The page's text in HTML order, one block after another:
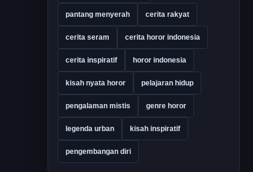
pantang menyerah cerita rakyat
cerita seram cerita horor indonesia
cerita inspiratif horor indonesia
kisah nyata horor pelajaran hidup
pengalaman mistis genre horor
legenda urban kisah inspiratif
pengembangan diri